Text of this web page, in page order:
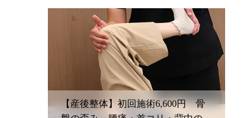
【鍼灸初回治療】6,600円〜 腰